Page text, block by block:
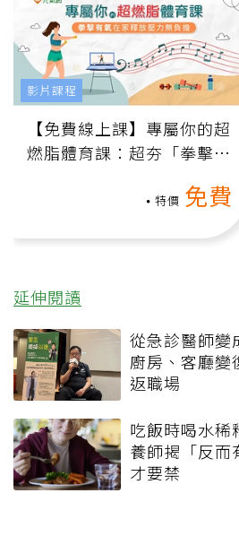
【免費線上課】專屬你的超
燃脂體育課：超夯「拳擊有
特價 免費
影片課程
延伸閱讀
從急診醫師變
廚房、客廳變
返職場
吃飯時喝水稀
養師揭「反而
才要禁